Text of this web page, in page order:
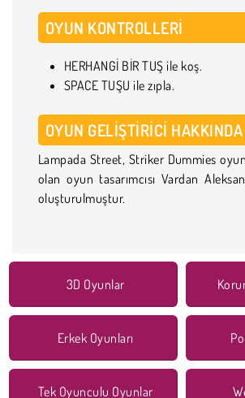
OYUN KONTROLLERI
HERHANGİ BİR TUŞ ile koş.
SPACE TUŞU ile zıpla.
OYUN GELIŞTIRICI HAKKINDA
Lampada Street, Striker Dummies
olan oyun tasarımcısı Vardan
oluşturulmuştur.
3D Oyunlar
Erkek Oyunları
Tek Oyunculu Oyunlar